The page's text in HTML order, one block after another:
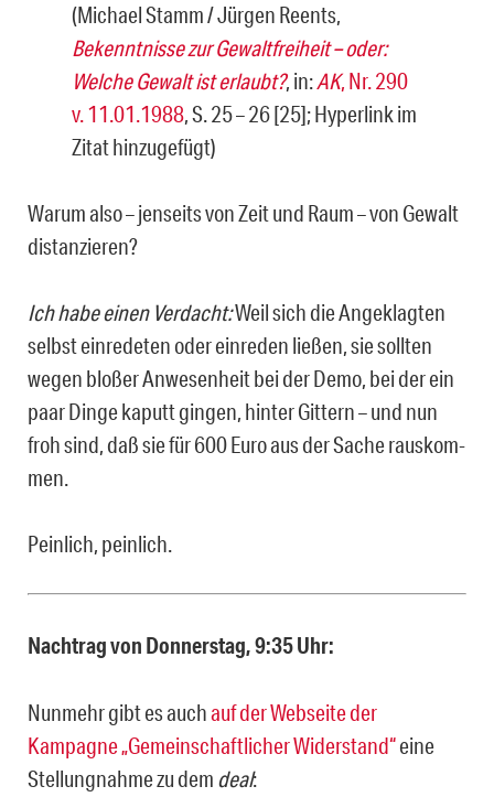
(Michael Stamm / Jürgen Reents,
Bekenntnisse zur Gewaltfreiheit – oder:
Welche Gewalt ist erlaubt?, in:AK, Nr. 290
v. 11.01.1988, S. 25 – 26 [25]; Hyperlink im
Zitat hinzugefügt)
Warum also – jenseits von Zeit und Raum – von Gewalt
distanzieren?
Ich habe einen Verdacht:Weil sich die Angeklagten
selbst einredeten oder einreden ließen, sie sollten
wegen bloßer Anwesenheit bei der Demo, bei der ein
paar Dinge kaputt gingen, hinter Gittern – und nun
froh sind, daß sie für 600 Euro aus der Sache rauskom­
men.
Peinlich, peinlich.
Nachtrag von Donnerstag, 9:35 Uhr:
Nunmehr gibt es auchauf der Webseite der
Kampagne „Gemeinschaftlicher Widerstand“eine
Stellungnahme zu dem deal: